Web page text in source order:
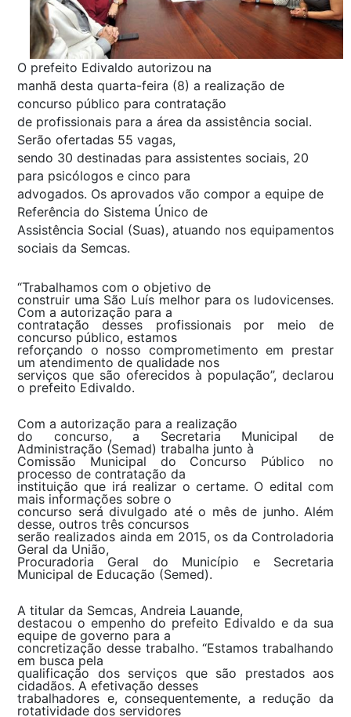
O prefeito Edivaldo autorizou na
manhã desta quarta-feira (8) a realização de
concurso público para contratação
de profissionais para a área da assistência social.
Serão ofertadas 55 vagas,
sendo 30 destinadas para assistentes sociais, 20
para psicólogos e cinco para
advogados. Os aprovados vão compor a equipe de
Referência do Sistema Único de
Assistência Social (Suas), atuando nos equipamentos
sociais da Semcas.
“Trabalhamos com o objetivo de
construir uma São Luís melhor para os ludovicenses.
Com a autorização para a
contratação desses profissionais por meio de
concurso público, estamos
reforçando o nosso comprometimento em prestar
um atendimento de qualidade nos
serviços que são oferecidos à população”, declarou
o prefeito Edivaldo.
Com a autorização para a realização
do concurso, a Secretaria Municipal de
Administração (Semad) trabalha junto à
Comissão Municipal do Concurso Público no
processo de contratação da
instituição que irá realizar o certame. O edital com
mais informações sobre o
concurso será divulgado até o mês de junho. Além
desse, outros três concursos
serão realizados ainda em 2015, os da Controladoria
Geral da União,
Procuradoria Geral do Município e Secretaria
Municipal de Educação (Semed).
A titular da Semcas, Andreia Lauande,
destacou o empenho do prefeito Edivaldo e da sua
equipe de governo para a
concretização desse trabalho. “Estamos trabalhando
em busca pela
qualificação dos serviços que são prestados aos
cidadãos. A efetivação desses
trabalhadores e, consequentemente, a redução da
rotatividade dos servidores